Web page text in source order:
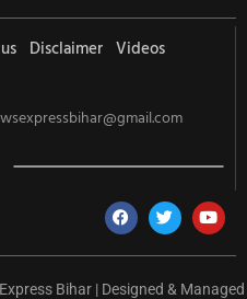
Disclaimer Videos
Bihar | Designed & Managed